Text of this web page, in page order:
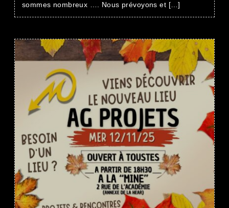
sommes nombreux …. Nous prévoyons et […]